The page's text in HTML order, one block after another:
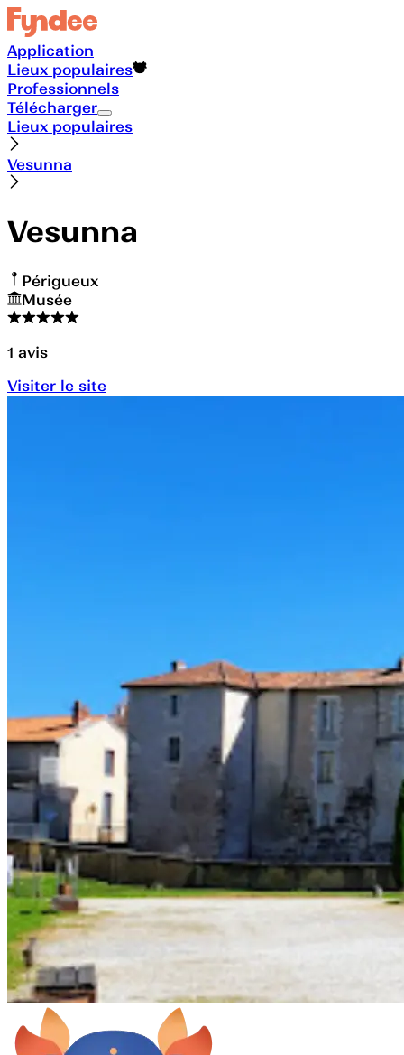
Application
Lieux populaires
Professionnels
Télécharger
Lieux populaires
Vesunna
Vesunna
Périgueux
Musée
1 avis
Visiter le site